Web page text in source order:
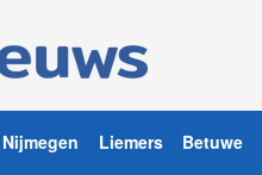
Nijmegen Liemers Betuwe